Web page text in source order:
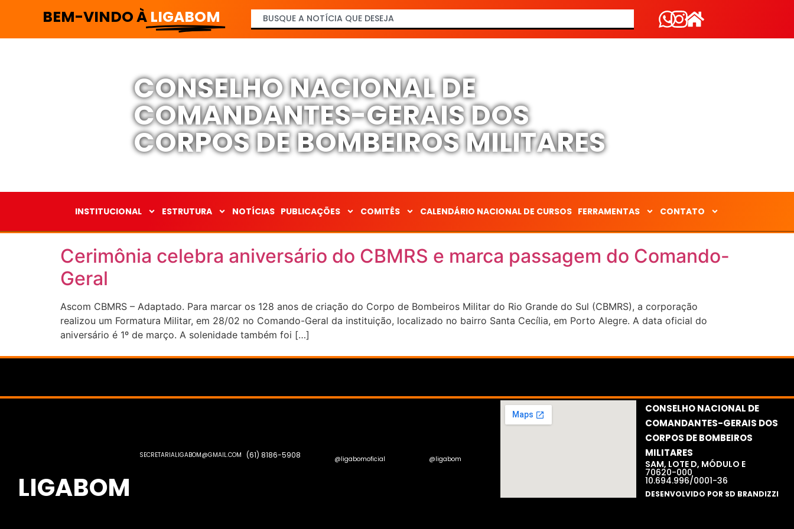
BEM-VINDO À LIGABOM
CONSELHO NACIONAL DE
COMANDANTES-GERAIS DOS
CORPOS DE BOMBEIROS MILITARES
INSTITUCIONAL ESTRUTURA NOTÍCIAS PUBLICAÇÕES COMITÊS CALENDÁRIO NACIONAL DE CURSOS FERRAMENTAS CONTATO
Cerimônia celebra aniversário do CBMRS e marca passagem do Comando-
Geral
Ascom CBMRS – Adaptado. Para marcar os 128 anos de criação do Corpo de Bombeiros Militar do Rio Grande do Sul (CBMRS), a corporação
realizou um Formatura Militar, em 28/02 no Comando-Geral da instituição, localizado no bairro Santa Cecília, em Porto Alegre. A data oficial do
aniversário é 1º de março. A solenidade também foi […]
LIGABOM
SECRETARIALIGABOM@GMAIL.COM (61) 8186-5908 @ligabomoficial @ligabom
CONSELHO NACIONAL DE
COMANDANTES-GERAIS DOS
CORPOS DE BOMBEIROS
MILITARES​
SAM, LOTE D, MÓDULO E
70620-000
10.694.996/0001-36
DESENVOLVIDO POR SD BRANDIZZI